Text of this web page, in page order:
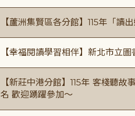
【蘆洲集賢區各分館】115年「讀
【幸福閱讀學習相伴】新北市立
【新莊中港分館】115年 客棧聽
名 歡迎踴躍參加～